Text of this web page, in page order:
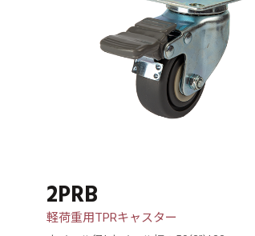
2PRB
軽荷重用TPRキャスター